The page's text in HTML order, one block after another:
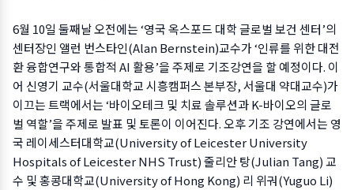
6월 10일 둘째날 오전에는 ‘영국 옥스포드 대학 글로벌 보건 센터’의
센터장인 앨런 번스타인(Alan Bernstein)교수가 ‘인류를 위한 대전
환 융합연구와 통합적 AI 활용’을 주제로 기조강연을 할 예정이다. 이
어 신영기 교수(서울대학교 시흥캠퍼스 본부장, 서울대 약대교수)가
이끄는 트랙에서는 ‘바이오테크 및 치료 솔루션과 K-바이오의 글로
벌 역할’을 주제로 발표 및 토론이 이어진다. 오후 기조 강연에서는 영
국 레이세스터대학교(University of Leicester University
Hospitals of Leicester NHS Trust) 줄리안 탕(Julian Tang) 교
수 및 홍콩대학교(University of Hong Kong) 리 위궈(Yuguo Li)